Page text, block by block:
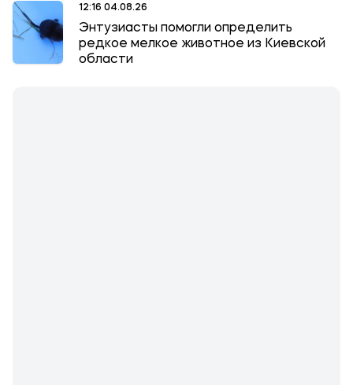
12:16 04.08.26
Энтузиасты помогли определить
редкое мелкое животное из Киевской
области